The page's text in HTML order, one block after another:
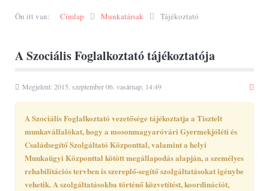
Ön itt van: Címlap Munkatársak Tájékoztató
A Szociális Foglalkoztató tájékoztatója
Megjelent: 2015. szeptember 06. vasárnap, 14:49
A Szociális Foglalkoztató vezetősége tájékoztatja a Tisztelt
munkavállalókat, hogy a mosonmagyaróvári Gyermekjóléti és
Családsegítő Szolgáltató Központtal, valamint a helyi
Munkaügyi Központtal kötött megállapodás alapján, a személyes
rehabilitációs tervben is szereplő-segítő szolgáltatásokat igénybe
vehetik. A szolgáltatásokba történő közvetítést, koordinációt,